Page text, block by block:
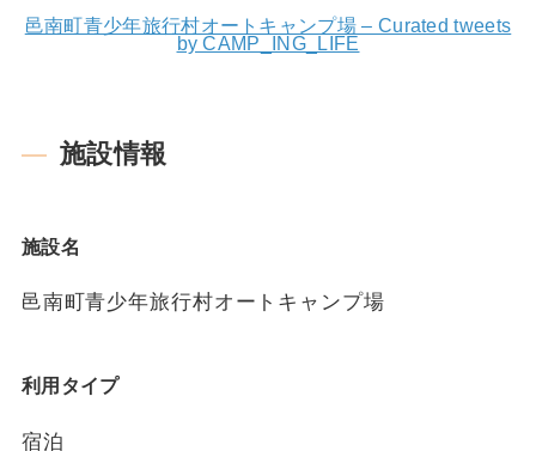
邑南町青少年旅行村オートキャンプ場 – Curated tweets
by CAMP_ING_LIFE
施設情報
施設名
邑南町青少年旅行村オートキャンプ場
利用タイプ
宿泊